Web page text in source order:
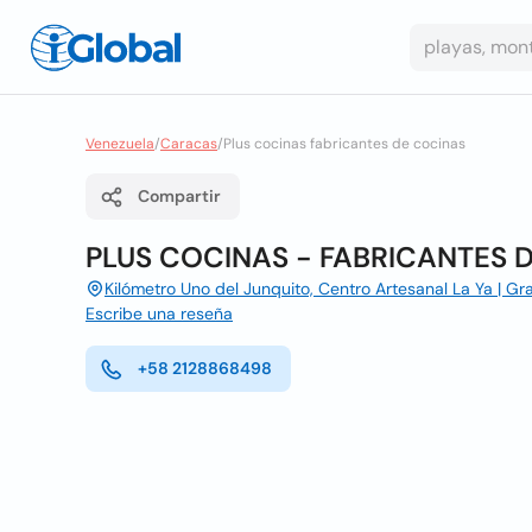
Venezuela/Caracas/Plus cocinas fabricantes de cocinas
Compartir
PLUS COCINAS - FABRICANTES
Kilómetro Uno del Junquito, Centro Artesanal La Ya |
Escribe una reseña
+58 2128868498